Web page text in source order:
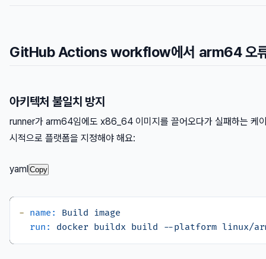
GitHub Actions workflow에서 arm64 오류
아키텍처 불일치 방지
runner가 arm64임에도 x86_64 이미지를 끌어오다가 실패하는 케
시적으로 플랫폼을 지정해야 해요:
yaml Copy
- name: Build image
run:
docker buildx build --platform linux/